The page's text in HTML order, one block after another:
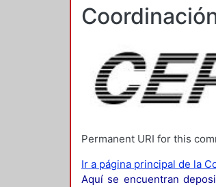
Permanent URI for this
Ir a página principal de la
Aquí se encuentran